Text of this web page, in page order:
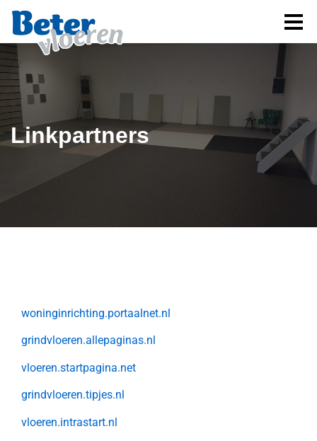
Linkpartners
woninginrichting.portaalnet.nl
grindvloeren.allepaginas.nl
vloeren.startpagina.net
grindvloeren.tipjes.nl
vloeren.intrastart.nl